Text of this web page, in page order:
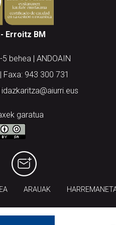
Erroitz BM
behea | ANDOAIN
Faxa: 943 300 731
garatua
ARAUAK